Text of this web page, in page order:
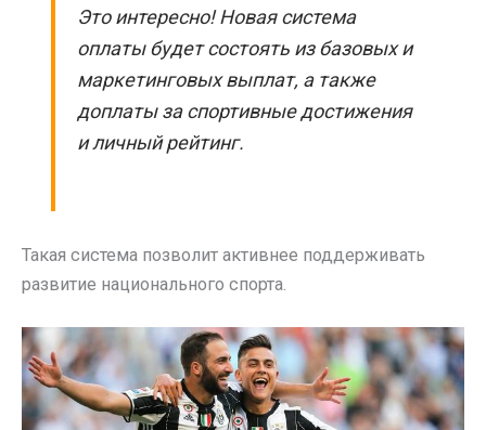
Это интересно! Новая система
оплаты будет состоять из базовых и
маркетинговых выплат, а также
доплаты за спортивные достижения
и личный рейтинг.
Такая система позволит активнее поддерживать
развитие национального спорта.